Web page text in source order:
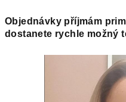
Objednávky příjmám
dostanete rychle možný